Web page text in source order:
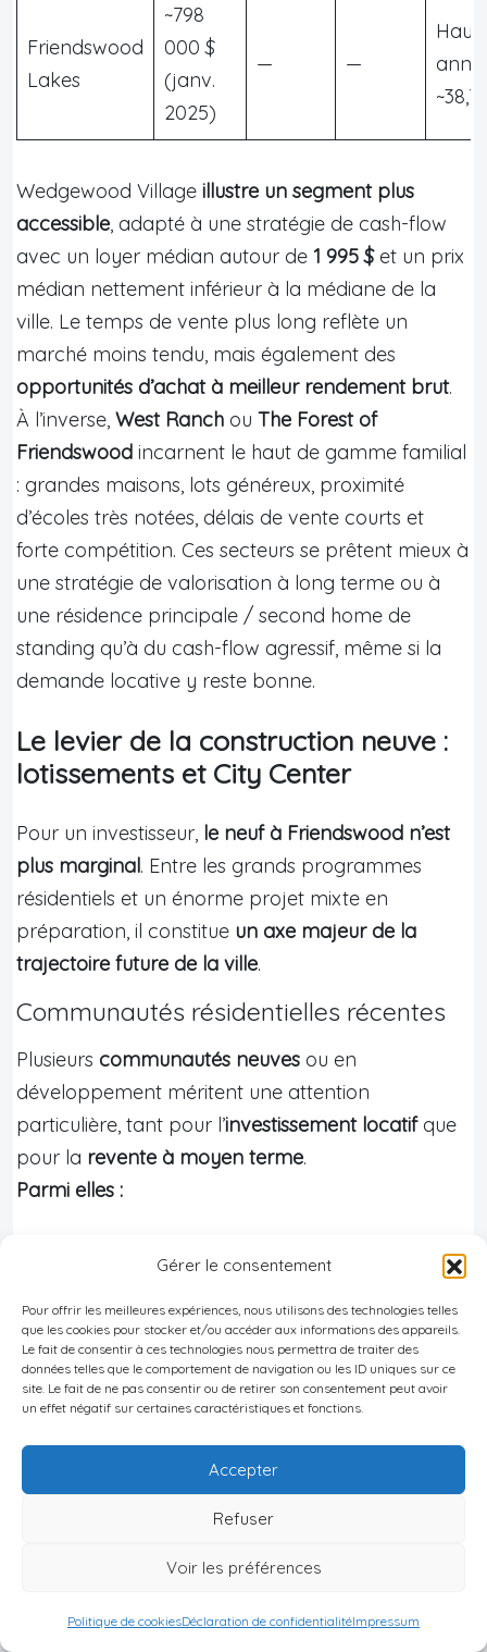
Gérer le consentement
Pour offrir les meilleures expériences, nous utilisons des technologies telles
que les cookies pour stocker et/ou accéder aux informations des appareils.
Le fait de consentir à ces technologies nous permettra de traiter des
données telles que le comportement de navigation ou les ID uniques sur ce
site. Le fait de ne pas consentir ou de retirer son consentement peut avoir
un effet négatif sur certaines caractéristiques et fonctions.
Accepter
Refuser
Voir les préférences
Politique de cookiesDéclaration de confidentialitéImpressum
Friendswood
Lakes
~798
000 $
(janv.
2025)
— —
~38,7
Wedgewood Village illustre un segment plus
accessible, adapté à une stratégie de cash-flow
avec un loyer médian autour de 1 995 $et un prix
médian nettement inférieur à la médiane de la
ville. Le temps de vente plus long reflète un
marché moins tendu, mais également des
opportunités d’achat à meilleur rendement brut.
À l’inverse, West Ranch ou The Forest of
Friendswood incarnent le haut de gamme familial
: grandes maisons, lots généreux, proximité
d’écoles très notées, délais de vente courts et
forte compétition. Ces secteurs se prêtent mieux à
une stratégie de valorisation à long terme ou à
une résidence principale / second home de
standing qu’à du cash-flow agressif, même si la
demande locative y reste bonne.
Le levier de la construction neuve :
lotissements et City Center
Pour un investisseur, le neuf à Friendswood n’est
plus marginal. Entre les grands programmes
résidentiels et un énorme projet mixte en
préparation, il constitue un axe majeur de la
trajectoire future de la ville.
Communautés résidentielles récentes
Plusieurs communautés neuves ou en
développement méritent une attention
particulière, tant pour l’investissement locatifque
pour la revente à moyen terme.
Parmi elles :
(Friendswood)
Fourchette
partir de)
typique
Nb de
statut
Beamer Villas ~323 990 $
1 436 – 2
Maisons
77546
Avalon at
~3 000 –
3‑5 ch.,